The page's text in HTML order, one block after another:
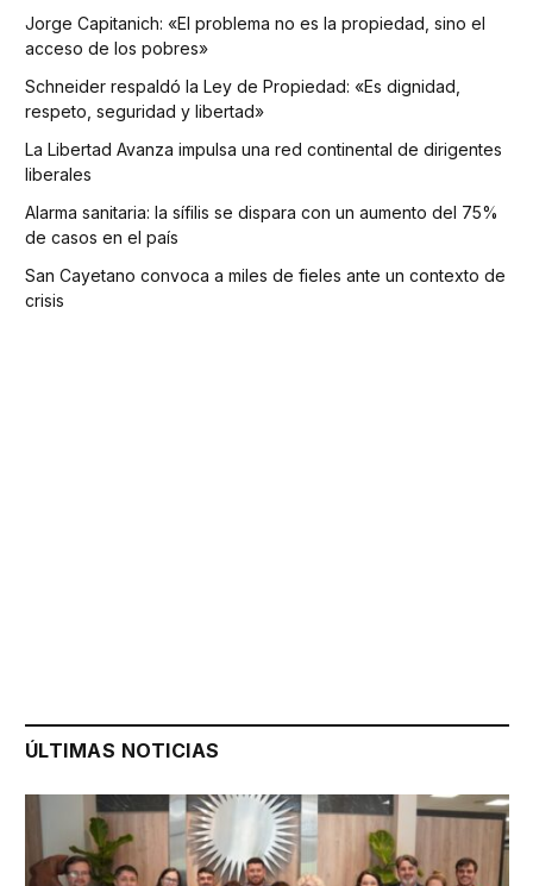
Jorge Capitanich: «El problema no es la propiedad, sino el
acceso de los pobres»
Schneider respaldó la Ley de Propiedad: «Es dignidad,
respeto, seguridad y libertad»
La Libertad Avanza impulsa una red continental de dirigentes
liberales
Alarma sanitaria: la sífilis se dispara con un aumento del 75%
de casos en el país
San Cayetano convoca a miles de fieles ante un contexto de
crisis
ÚLTIMAS NOTICIAS